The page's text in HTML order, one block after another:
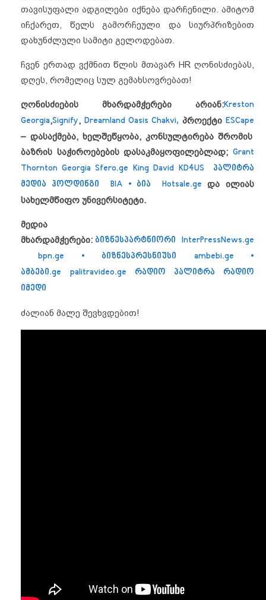
თავისუფალი ადგილები იქნება დარჩენილი. ამიტომ
იჩქარეთ, წელს გამორჩეული და სიურპრიზებით
დახუნძლული სამიტი გელოდებათ.
ჩვენ ერთად ვქმნით წლის მთავარ HR ღონისძიებას,
დღეს, რომელიც სულ გემახსოვრებათ!
ღონისძიების მხარდამჭერები არიან:Kreston
Georgia,Signify, Dreamland Oasis Chakvi, პროექტი ESCape
– დასაქმება, ხელშეწყობა, კონსულტირება შრომის
ბაზრის საჭიროებების დასაკმაყოფილებლად; Grant
Thornton Georgia Sfero.ge King David KD4US
პალიტრა
მედია ჰოლდინგი
BIA • ბია Hotsale.ge და ილიას
სახელმწიფო უნივერსიტეტი.
მედია
მხარდამჭერები: ბიზნესპარტნიორი InterPressNews.ge
bpn.ge • ბიზნესპრესნიუსი
ambebi.ge •
ამბები.ge
palitravideo.ge რადიო პალიტრა
რადიო
იმედი
ძალიან მალე შევხვდებით!